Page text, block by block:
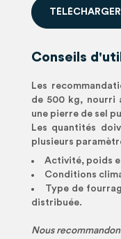
T É LÉCHARG E R
Conseils
Les
de 500 kg, nourri
une pierre de sel
Les quantités
plusieurs
Activité, poids
Conditions
Type de
distribuée.
Nous